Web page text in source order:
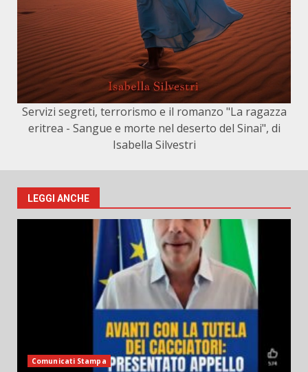
Servizi segreti, terrorismo e il romanzo "La ragazza
eritrea - Sangue e morte nel deserto del Sinai", di
Isabella Silvestri
LEGGI ANCHE
Comunicati Stampa